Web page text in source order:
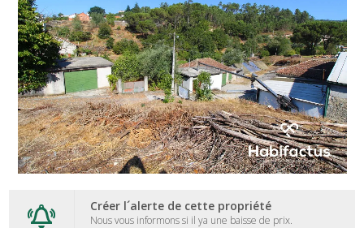
Créer l´alerte de cette propriété
Nous vous informons si il ya une baisse de prix.